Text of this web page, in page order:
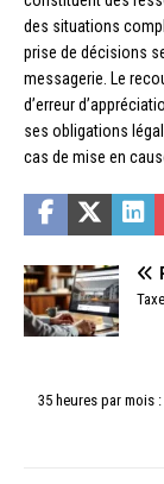
des situations
prise de décisions
messagerie. Le
d’erreur
ses obligations
cas de mise en
35 heures par mois